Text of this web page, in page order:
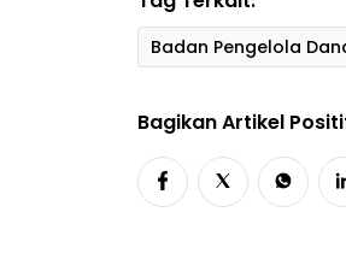
Badan Pengelola
Bagikan Artikel